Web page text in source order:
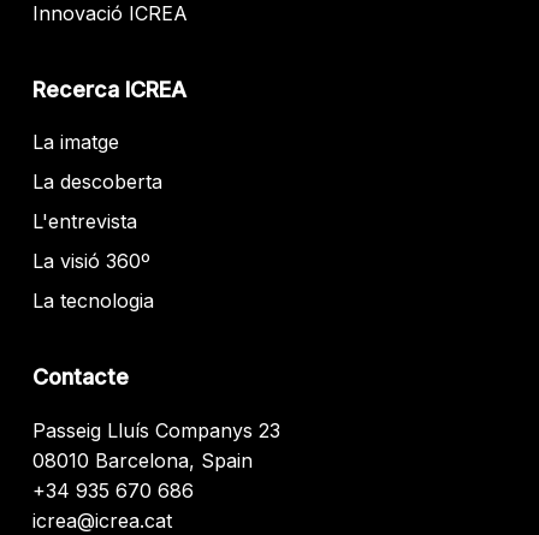
Innovació ICREA
Recerca ICREA
La imatge
La descoberta
L'entrevista
La visió 360º
La tecnologia
Contacte
Passeig Lluís Companys 23
08010 Barcelona, Spain
+34 935 670 686
icrea@icrea.cat